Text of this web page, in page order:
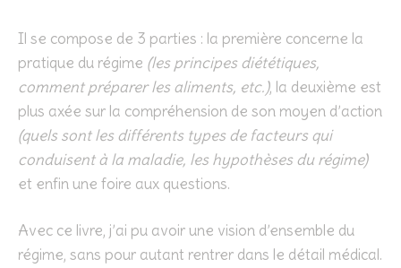
Il se compose de 3 parties : la première concerne la
pratique du régime (les principes diététiques,
comment préparer les aliments, etc.), la deuxième est
plus axée sur la compréhension de son moyen d’action
(quels sont les différents types de facteurs qui
conduisent à la maladie, les hypothèses du régime)
et enfin une foire aux questions.
Avec ce livre, j’ai pu avoir une vision d’ensemble du
régime, sans pour autant rentrer dans le détail médical.